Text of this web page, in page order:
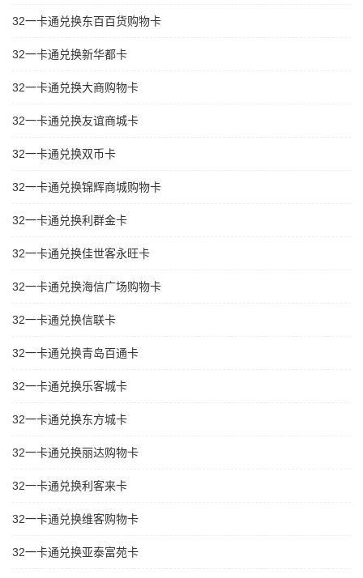
32一卡通兑换东百百货购物卡
32一卡通兑换新华都卡
32一卡通兑换大商购物卡
32一卡通兑换友谊商城卡
32一卡通兑换双币卡
32一卡通兑换锦辉商城购物卡
32一卡通兑换利群金卡
32一卡通兑换佳世客永旺卡
32一卡通兑换海信广场购物卡
32一卡通兑换信联卡
32一卡通兑换青岛百通卡
32一卡通兑换乐客城卡
32一卡通兑换东方城卡
32一卡通兑换丽达购物卡
32一卡通兑换利客来卡
32一卡通兑换维客购物卡
32一卡通兑换亚泰富苑卡